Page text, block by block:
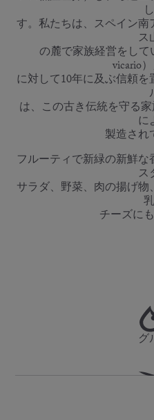
す。私たちは、スペイン
ス
の麓で家族経営をし
vicario
に対して10年に及ぶ信頼
は、この古き伝統を守る
に
製造され
フルーティで新緑の新鮮
ス
サラダ、野菜、肉の揚げ
チーズに
グ